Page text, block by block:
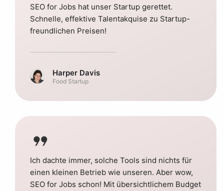
SEO for Jobs hat unser Startup gerettet.
Schnelle, effektive Talentakquise zu Startup-
freundlichen Preisen!
Harper Davis
Food Startup
format_quote
Ich dachte immer, solche Tools sind nichts für
einen kleinen Betrieb wie unseren. Aber wow,
SEO for Jobs schon! Mit übersichtlichem Budget